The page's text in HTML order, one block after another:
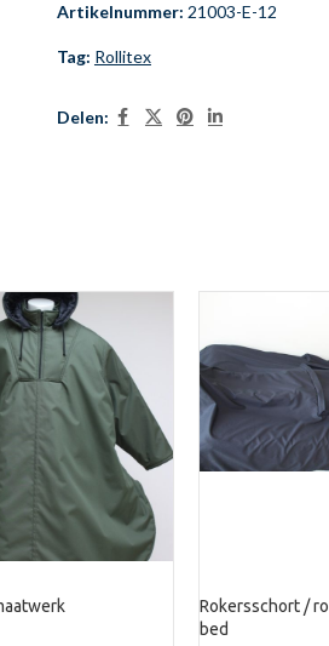
Artikelnummer: 21003-E-12
Tag: Rollitex
Delen:
Rokersschort /
bed